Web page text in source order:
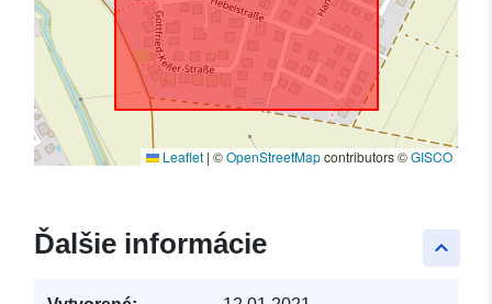
Leaflet | ©OpenStreetMapcontributors ©GISCO
keyboard_arrow_up
Ďalšie informácie